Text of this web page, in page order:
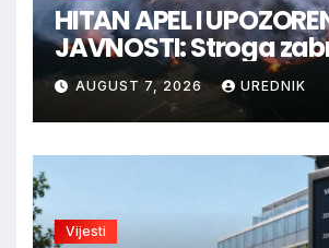
HITAN APEL I
JAVNOSTI: Stroga
loženja vatre u Parku
Blidinje!
AUGUST 7, 2026 UREDNIK
Vijesti